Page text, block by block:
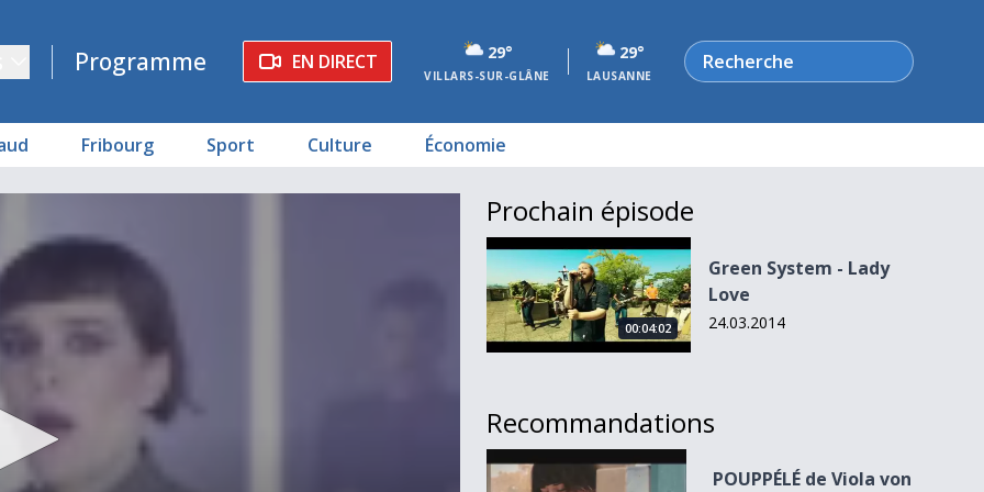
Programme EN DIRECT 29°
VILLARS-SUR-GLÂNE
29°
LAUSANNE
Rechercher
Fribourg Sport Culture Économie
Prochain épisode
Green System - Lady Love
00:04:02
Green System - Lady
Love
24.03.2014
Recommandations
POUPPÉLÉ de Viola von Scarpatetti
POUPPÉLÉ de Viola von